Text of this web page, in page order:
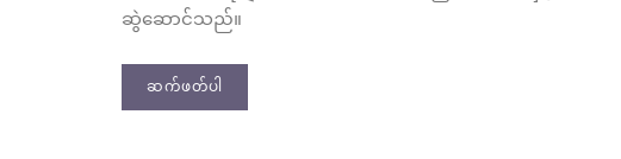
ဆွဲဆောင်သည်။
ဆက်ဖတ်ပါ